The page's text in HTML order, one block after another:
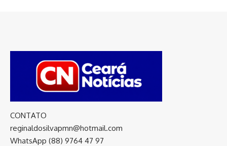
CONTATO
reginaldosilvapmn@hotmail.com
WhatsApp (88) 9764 47 97